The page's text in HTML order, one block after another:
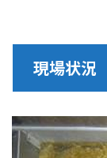
現場状況